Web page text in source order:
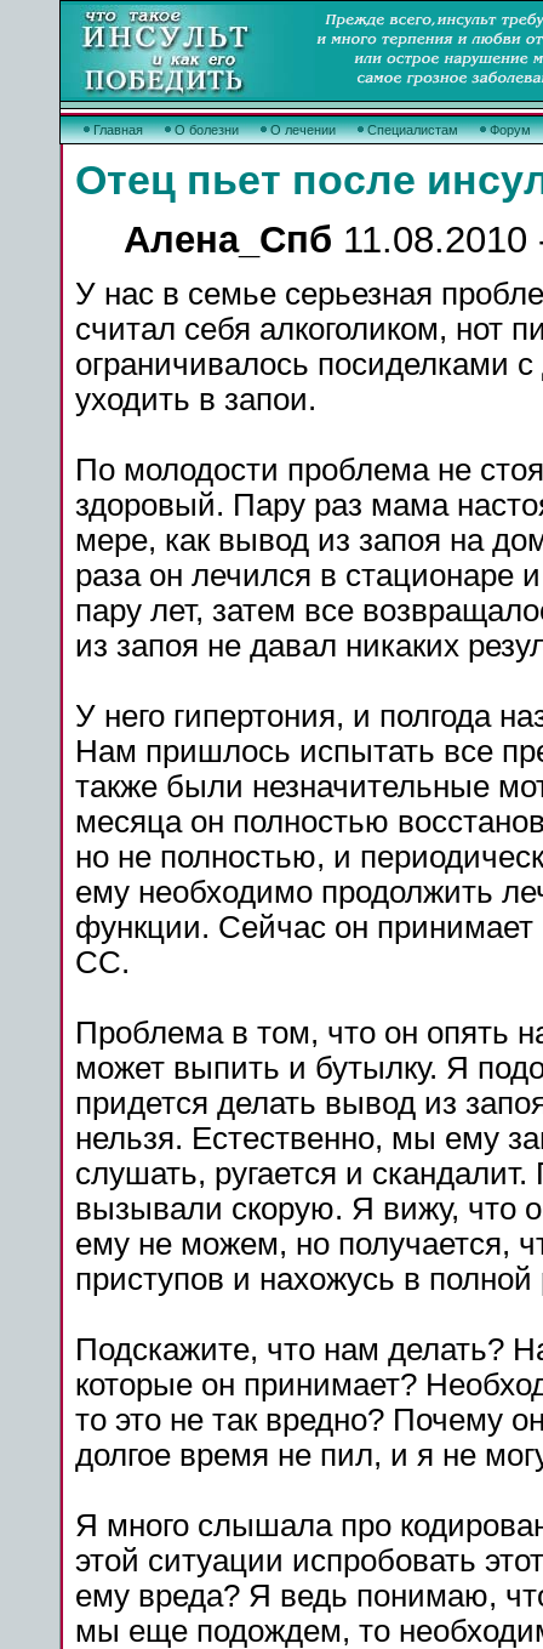
Главная О болезни О лечении Специалистам Форум
Отец пьет после
Алена_Спб 11.08.2010
У нас в семье серьезная
считал себя алкоголиком, нот
ограничивалось посиделками
уходить в запои.
По молодости проблема не
здоровый. Пару раз мама
мере, как вывод из запоя на
раза он лечился в стационаре
пару лет, затем все
из запоя не давал никаких
У него гипертония, и полгода
Нам пришлось испытать все
также были незначительные
месяца он полностью
но не полностью, и
ему необходимо продолжить
функции. Сейчас он принимает
СС.
Проблема в том, что он опять
может выпить и бутылку. Я
придется делать вывод из
нельзя. Естественно, мы ему
слушать, ругается и
вызывали скорую. Я вижу, что
ему не можем, но получается,
приступов и нахожусь в полной
Подскажите, что нам делать?
которые он принимает?
то это не так вредно? Почему
долгое время не пил, и я не
Я много слышала про
этой ситуации испробовать
ему вреда? Я ведь понимаю,
мы еще подождем, то